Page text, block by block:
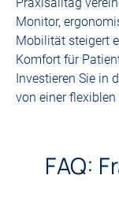
Monitor,
Mobilität steigert
Komfort für
Investieren Sie in
von einer
FAQ: